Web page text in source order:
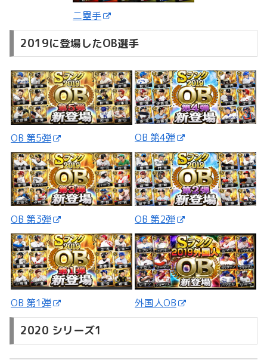
二塁手
2019に登場したOB選手
OB 第5弾 OB 第4弾
OB 第3弾 OB 第2弾
OB 第1弾 外国人OB
2020 シリーズ1